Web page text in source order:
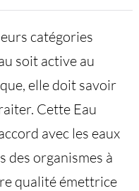
catégories
soit active au
elle doit savoir
Cette Eau
avec les eaux
organismes à
qualité émettrice